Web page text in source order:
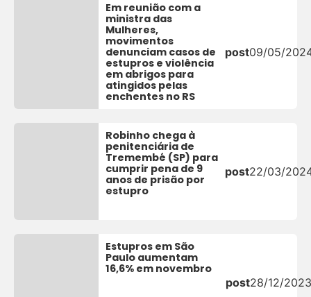
Em reunião com a
ministra das
Mulheres,
movimentos
denunciam casos de
estupros e violência
em abrigos para
atingidos pelas
enchentes no RS
post09/05/
Robinho chega à
penitenciária de
Tremembé (SP) para
cumprir pena de 9
anos de prisão por
estupro
post22/03/
Estupros em São
Paulo aumentam
16,6% em novembro
post28/12/